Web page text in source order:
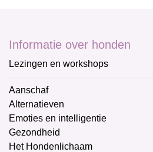
Informatie over honden
Lezingen en workshops
Aanschaf
Alternatieven
Emoties en intelligentie
Gezondheid
Het Hondenlichaam